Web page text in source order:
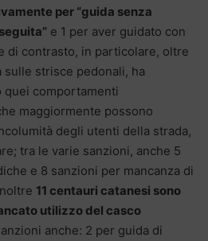
per “guida senza
e 1 per aver guidato con
di contrasto, in particolare, oltre
strisce pedonali, ha
comportamenti
maggiormente possono
degli utenti della strada,
tra le varie sanzioni, anche 5
e 8 sanzioni per mancanza di
11 centauri catanesi sono
utilizzo del casco
anche: 2 per guida di